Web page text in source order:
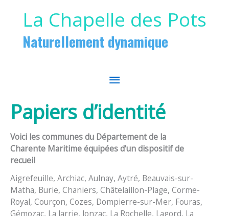
La Chapelle des Pots
Naturellement dynamique
MENU
PRINCIPAL
Papiers d’identité
Voici les communes du Département de la
Charente Maritime équipées d’un dispositif de
recueil
Aigrefeuille, Archiac, Aulnay, Aytré, Beauvais-sur-
Matha, Burie, Chaniers, Châtelaillon-Plage, Corme-
Royal, Courçon, Cozes, Dompierre-sur-Mer, Fouras,
Gémozac, La Jarrie, Jonzac, La Rochelle, Lagord, La